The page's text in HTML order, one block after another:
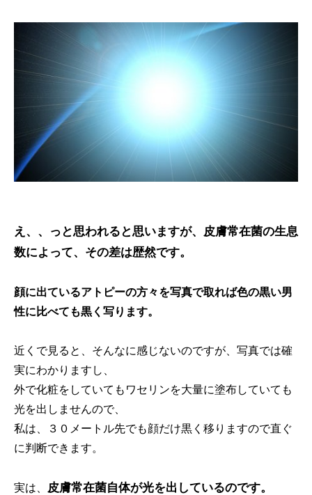
え、、っと思われると思いますが、皮膚常在菌の生息
数によって、その差は歴然です。
顔に出ているアトピーの方々を写真で取れば色の黒い男
性に比べても黒く写ります。
近くで見ると、そんなに感じないのですが、写真では確
実にわかりますし、
外で化粧をしていてもワセリンを大量に塗布していても
光を出しませんので、
私は、３０メートル先でも顔だけ黒く移りますので直ぐ
に判断できます。
実は、 皮膚常在菌自体が光を出しているのです。